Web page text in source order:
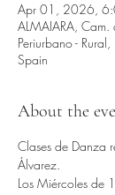
Apr 01, 2026,
ALMAIARA,
Periurbano -
Spain
About the
Clases de Danza
Álvarez.
Los Miércoles de